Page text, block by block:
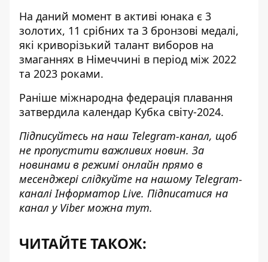
На даний момент в активі юнака є 3
золотих, 11 срібних та 3 бронзові медалі,
які криворізький талант виборов на
змаганнях в Німеччині в період між 2022
та 2023 роками.
Раніше міжнародна федерація плавання
затвердила календар Кубка світу-2024.
Підписуйтесь на наш Telegram-канал, щоб
не пропустити важливих новин. За
новинами в режимі онлайн прямо в
месенджері слідкуйте на нашому Telegram-
каналіІнформатор Live. Підписатися на
канал у Viber можна тут.
ЧИТАЙТЕ ТАКОЖ: